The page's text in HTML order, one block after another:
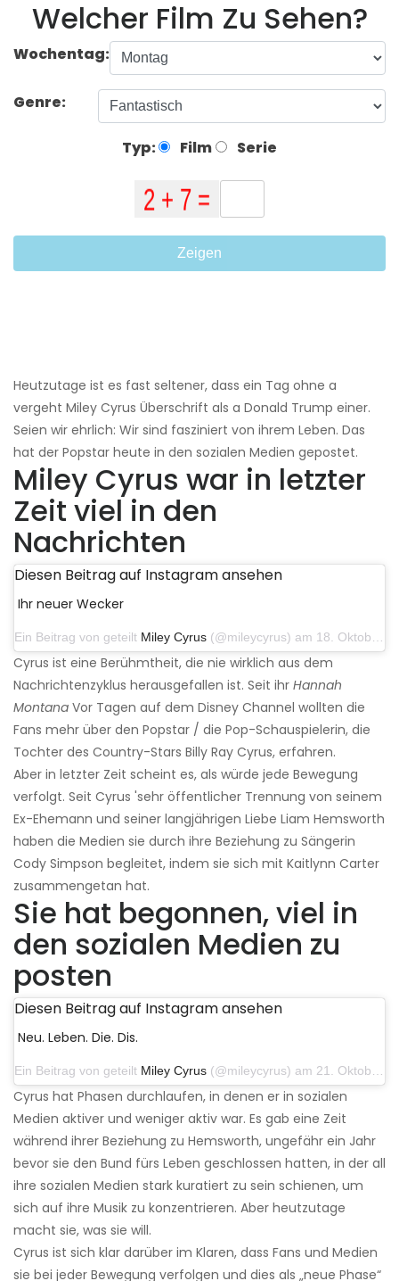
Welcher Film Zu Sehen?
Wochentag:
Genre:
Typ: Film Serie
Zeigen
Heutzutage ist es fast seltener, dass ein Tag ohne a
vergeht Miley Cyrus Überschrift als a Donald Trump einer.
Seien wir ehrlich: Wir sind fasziniert von ihrem Leben. Das
hat der Popstar heute in den sozialen Medien gepostet.
Miley Cyrus war in letzter
Zeit viel in den
Nachrichten
Diesen Beitrag auf Instagram ansehen
Ihr neuer Wecker
Ein Beitrag von geteilt Miley Cyrus (@mileycyrus) am 18. Oktober 2019 um 19:03 Uhr PDT
Cyrus ist eine Berühmtheit, die nie wirklich aus dem
Nachrichtenzyklus herausgefallen ist. Seit ihr Hannah
Montana Vor Tagen auf dem Disney Channel wollten die
Fans mehr über den Popstar / die Pop-Schauspielerin, die
Tochter des Country-Stars Billy Ray Cyrus, erfahren.
Aber in letzter Zeit scheint es, als würde jede Bewegung
verfolgt. Seit Cyrus 'sehr öffentlicher Trennung von seinem
Ex-Ehemann und seiner langjährigen Liebe Liam Hemsworth
haben die Medien sie durch ihre Beziehung zu Sängerin
Cody Simpson begleitet, indem sie sich mit Kaitlynn Carter
zusammengetan hat.
Sie hat begonnen, viel in
den sozialen Medien zu
posten
Diesen Beitrag auf Instagram ansehen
Neu. Leben. Die. Dis.
Ein Beitrag von geteilt Miley Cyrus (@mileycyrus) am 21. Oktober 2019 um 12:31 Uhr PDT
Cyrus hat Phasen durchlaufen, in denen er in sozialen
Medien aktiver und weniger aktiv war. Es gab eine Zeit
während ihrer Beziehung zu Hemsworth, ungefähr ein Jahr
bevor sie den Bund fürs Leben geschlossen hatten, in der all
ihre sozialen Medien stark kuratiert zu sein schienen, um
sich auf ihre Musik zu konzentrieren. Aber heutzutage
macht sie, was sie will.
Cyrus ist sich klar darüber im Klaren, dass Fans und Medien
sie bei jeder Bewegung verfolgen und dies als „neue Phase“